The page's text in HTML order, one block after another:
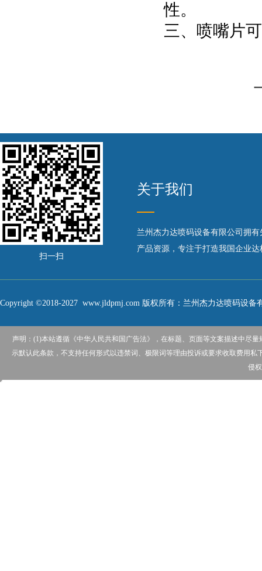
性。
三、喷嘴片
扫一扫
关于我们
兰州杰力达喷码设备有限公司拥
产品资源，专注于打造我国企业
Copyright ©2018-2027 www.jldpmj.com 版权所有：兰州杰力达喷码设
声明：(1)本站遵循《中华人民共和国广告法》，在标题、页面等文案描述中尽
示默认此条款，不支持任何形式以违禁词、极限词等理由投诉或要求收取费用
侵